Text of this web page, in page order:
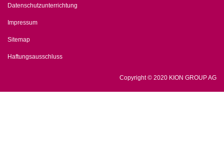
Datenschutzunterrichtung
Impressum
Sitemap
Haftungsausschluss
Copyright © 2020 KION GROUP AG